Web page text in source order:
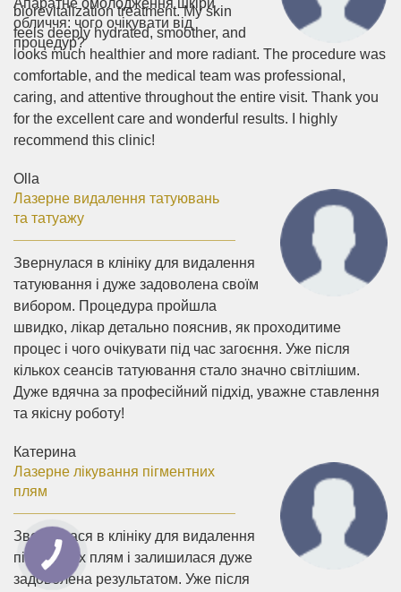
Апаратне омолодження шкіри
обличчя: чого очікувати від
процедур?
biorevitalization treatment. My skin
feels deeply hydrated, smoother, and
looks much healthier and more radiant. The procedure was
comfortable, and the medical team was professional,
caring, and attentive throughout the entire visit. Thank you
for the excellent care and wonderful results. I highly
recommend this clinic!
Olla
Лазерне видалення татуювань
та татуажу
Звернулася в клініку для видалення
татуювання і дуже задоволена своїм
вибором. Процедура пройшла
швидко, лікар детально пояснив, як проходитиме
процес і чого очікувати під час загоєння. Уже після
кількох сеансів татуювання стало значно світлішим.
Дуже вдячна за професійний підхід, уважне ставлення
та якісну роботу!
Катерина
Лазерне лікування пігментних
плям
Звернулася в клініку для видалення
пігментних плям і залишилася дуже
задоволена результатом. Уже після